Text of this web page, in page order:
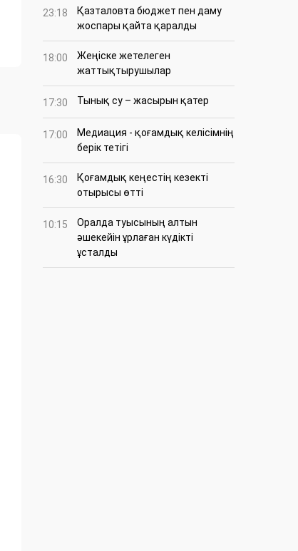
23:18
Қазталовта бюджет пен даму
жоспары қайта қаралды
18:00
Жеңіске жетелеген
жаттықтырушылар
17:30 Тынық су – жасырын қатер
17:00
Медиация - қоғамдық келісімнің
берік тетігі
16:30
Қоғамдық кеңестің кезекті
отырысы өтті
10:15
Оралда туысының алтын
әшекейін ұрлаған күдікті
ұсталды